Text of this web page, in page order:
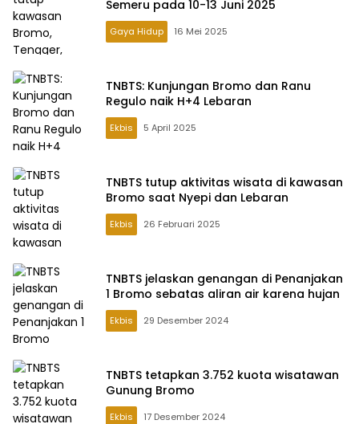
Semeru pada 10-13 Juni 2025
Gaya Hidup 16 Mei 2025
TNBTS: Kunjungan Bromo dan Ranu
Regulo naik H+4 Lebaran
Ekbis 5 April 2025
TNBTS tutup aktivitas wisata di kawasan
Bromo saat Nyepi dan Lebaran
Ekbis 26 Februari 2025
TNBTS jelaskan genangan di Penanjakan
1 Bromo sebatas aliran air karena hujan
Ekbis 29 Desember 2024
TNBTS tetapkan 3.752 kuota wisatawan
Gunung Bromo
Ekbis 17 Desember 2024